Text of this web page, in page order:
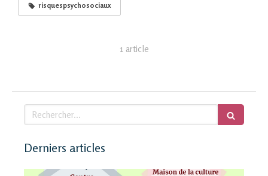
risquespsychosociaux
1 article
Rechercher
Derniers articles